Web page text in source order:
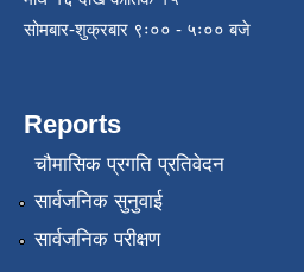
सोमबार-शुक्रबार ९ः०० - ५ः०० बजे
Reports
चौमासिक प्रगति प्रतिवेदन
सार्वजनिक सुनुवाई
सार्वजनिक परीक्षण